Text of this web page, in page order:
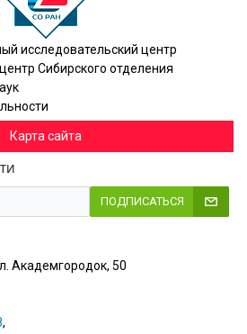
исследовательский центр
Сибирского отделения
Карта сайта
ПОДПИСАТЬСЯ
Академгородок, 50
,